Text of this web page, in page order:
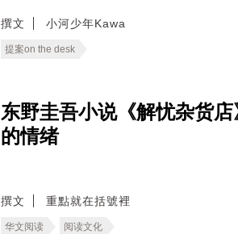
撰文 小河少年Kawa
提案on the desk
东野圭吾小说《解忧杂货
的情绪
撰文 重點就在括號裡
华文阅读 阅读文化